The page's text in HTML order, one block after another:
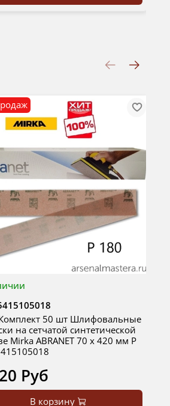
50 шт Шлифовальные
на сетчатой синтетической
Mirka ABRANET 70 x 420 мм Р
Руб
В корзину